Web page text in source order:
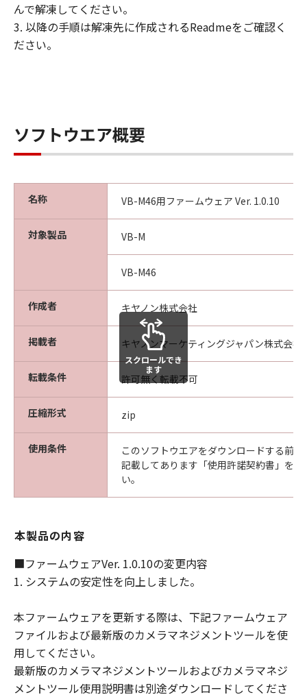
キヤノンまたはキヤノンのライセンサーの
いかなる知的財産権も、明示たると黙示た
制限
(1) お客様は、再使用許諾、譲渡、販売、
頒布、リースもしくは貸与その他の方法に
「本プログラム」を使用させることはでき
(2) お客様は、「本ファームウェア」及び
正、改変、逆コンパイル、逆アセンブル、
とはできません。また第三者にこのような
行為をさせてはなりません。
帰属
「本ファームウェア」及び「本プログラ
ム」に係る権原および所有権は、その内容
によりキヤノンまたはキヤノンのライセン
サーに帰属します。
お客様は、「本ファームウェア」及び「本
プログラム」に含まれるキヤノンまたはキ
し、除去しもしくは削除してはなりませ
サポートおよびアップグレード
関連会社、それらの販売代理店および販売
店、またはキヤノンのライセンサーは、
「本ファームウェア」及び「本プログラ
ム」のメンテナンスおよびお客様による
「本ファームウェア」及び「本プログラ
んで解凍してください。
3. 以降の手順は解凍先に作成されるReadmeをご確認く
ださい。
ソフトウエア概要
名称 VB-M46用ファームウェア Ver. 1.0.10
対象製品 VB-M
VB-M46
作成者 キヤノン株式会社
掲載者 キヤノンマーケティングジャパン株式会社
転載条件 許可無く転載不可
圧縮形式 zip
使用条件
このソフトウエアをダウンロードする前
記載してあります「使用許諾契約書」を
い。
スクロールでき
ます
本製品の内容
■ファームウェアVer. 1.0.10の変更内容
1. システムの安定性を向上しました。
本ファームウェアを更新する際は、下記ファームウェア
ファイルおよび最新版のカメラマネジメントツールを使
用してください。
最新版のカメラマネジメントツールおよびカメラマネジ
メントツール使用説明書は別途ダウンロードしてくださ